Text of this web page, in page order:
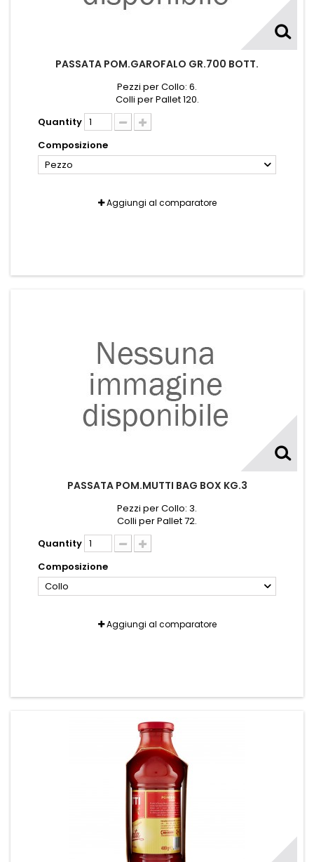
PASSATA POM.GAROFALO GR.700 BOTT.
Pezzi per Collo: 6.
Colli per Pallet 120.
Quantity
Composizione
Pezzo
Aggiungi al comparatore
PASSATA POM.MUTTI BAG BOX KG.3
Pezzi per Collo: 3.
Colli per Pallet 72.
Quantity
Composizione
Collo
Aggiungi al comparatore